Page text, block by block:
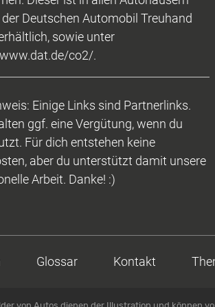
der Deutschen Automobil Treuhand
sowie unter
co2/.
Einige Links sind Partnerlinks.
ggf. eine Vergütung, wenn du
Für dich entstehen keine
aber du unterstützt damit unsere
Arbeit. Danke! :)
Glossar Kontakt